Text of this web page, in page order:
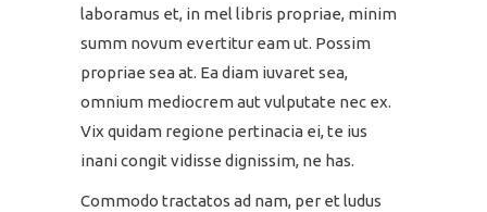
laboramus et, in mel libris propriae, minim
summ novum evertitur eam ut. Possim
propriae sea at. Ea diam iuvaret sea,
omnium mediocrem aut vulputate nec ex.
Vix quidam regione pertinacia ei, te ius
inani congit vidisse dignissim, ne has.
Commodo tractatos ad nam, per et ludus